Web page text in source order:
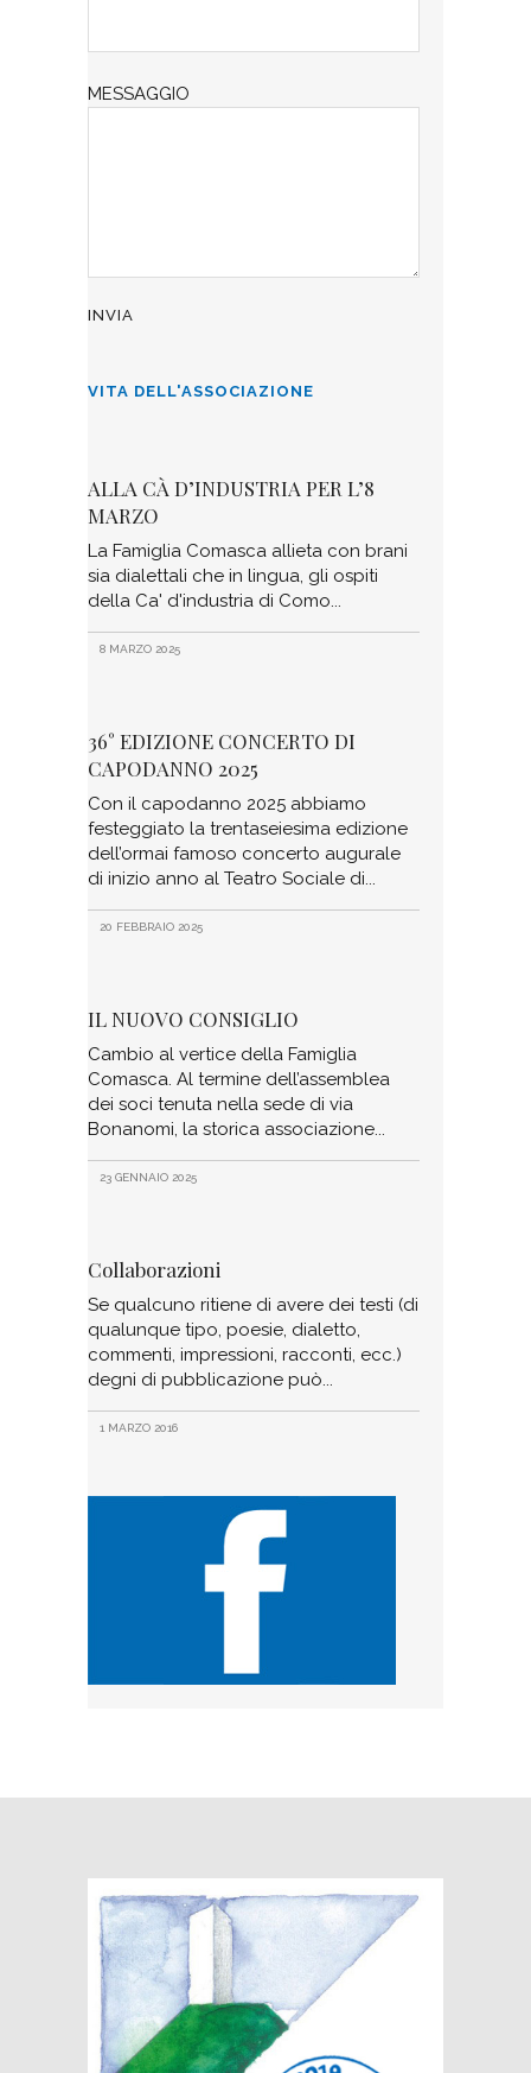
MESSAGGIO
VITA DELL'ASSOCIAZIONE
ALLA CÀ D’INDUSTRIA PER L’8
MARZO
La Famiglia Comasca allieta con brani
sia dialettali che in lingua, gli ospiti
della Ca' d'industria di Como
8 MARZO 2025
36° EDIZIONE CONCERTO DI
CAPODANNO 2025
Con il capodanno 2025 abbiamo
festeggiato la trentaseiesima edizione
dell’ormai famoso concerto augurale
di inizio anno al Teatro Sociale di
20 FEBBRAIO 2025
IL NUOVO CONSIGLIO
Cambio al vertice della Famiglia
Comasca. Al termine dell’assemblea
dei soci tenuta nella sede di via
Bonanomi, la storica associazione
23 GENNAIO 2025
Collaborazioni
Se qualcuno ritiene di avere dei testi (di
qualunque tipo, poesie, dialetto,
commenti, impressioni, racconti, ecc.)
degni di pubblicazione può
1 MARZO 2016